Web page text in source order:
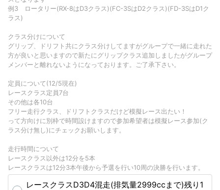
例3 ロータリー(RX-8はD3クラス)(FC-3SはD2クラス)(FD-3SはD1ク
ラス)
クラス分けについて
グリップ、ドリフト共にクラス分けしてますがグループで一緒に走れた
方が良いと思いますので新たにグリップクラス追加しましたがグループ
メンバーと離れないようになっております。ご了承下さい。
定員について(12/5現在)
レースクラス定員7台
その他は各10台
フリー走行クラス、ドリフトクラスだけど模擬レース出たい！
って方向けに別枠で時間設けますので参加希望者は模擬レース参加(ク
ラス分け無し)にチェックお願いします。
走行時間について
レースクラス以外は12分を5本
レースクラスは12分3本午後から予選を行い10周の決勝を行います。
レースクラスD3D4混走(排気量2999ccまで)残り1